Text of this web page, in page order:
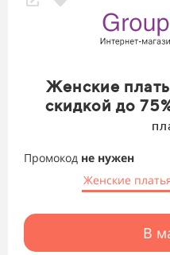
Женские
скидкой до
Промокод не нужен
Женские
В